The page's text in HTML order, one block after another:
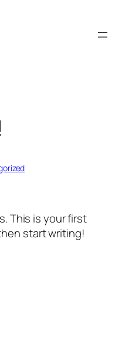
This is your first
start writing!